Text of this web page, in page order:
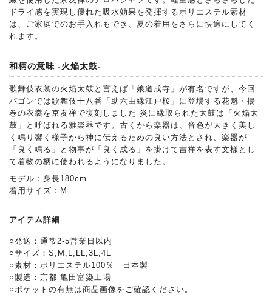
ドライ感を実現し優れた吸水効果を発揮するポリエステル素材
は、ご家庭でのお手入れもでき、夏の着用をさらに快適にしてく
れます。
和柄の意味 -火焔太鼓-
歌舞伎衣裳の火焔太鼓と言えば「娘道成寺」が有名ですが、今回
パゴンでは歌舞伎十八番「助六由縁江戸桜」に登場する花魁・揚
巻の衣裳を京友禅で復刻しました 炎に縁取られた太鼓は「火焔太
鼓」と呼ばれる雅楽器です。古くから楽器は、音色が大きく美し
く鳴り響く様子から神に伝えるための良い方法とされ、楽器が
「良く鳴る」と物事が「良く成る」を掛けて吉祥を表す文様とし
て着物の柄に使われるようになりました。
モデル：身長180cm
着用サイズ：M
アイテム詳細
○発送：通常2-5営業日以内
○サイズ：S,M,L,LL,3L,4L
○素材：ポリエステル100％ 日本製
○製造：京都 亀田富染工場
○ポケットの有無は商品画像をご確認ください。